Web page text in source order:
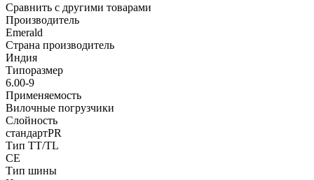
Сравнить с другими товарами
Производитель
Emerald
Страна производитель
Индия
Типоразмер
6.00-9
Применяемость
Вилочные погрузчики
Слойность
стандартPR
Тип TT/TL
CE
Тип шины